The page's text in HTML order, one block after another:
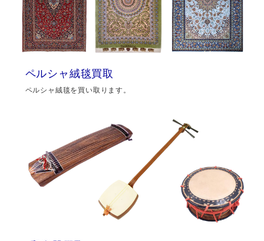
ペルシャ絨毯買取
ペルシャ絨毯を買い取ります。